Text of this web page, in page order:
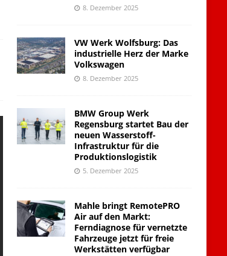
8. Dezember 2025
VW Werk Wolfsburg: Das
industrielle Herz der Marke
Volkswagen
8. Dezember 2025
BMW Group Werk
Regensburg startet Bau der
neuen Wasserstoff-
Infrastruktur für die
Produktionslogistik
5. Dezember 2025
Mahle bringt RemotePRO
Air auf den Markt:
Ferndiagnose für vernetzte
Fahrzeuge jetzt für freie
Werkstätten verfügbar